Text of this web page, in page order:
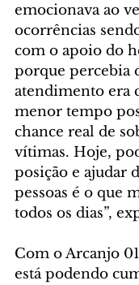
emocionava ao
ocorrências
com o apoio do
porque percebia
atendimento era
menor tempo
chance real de
vítimas. Hoje,
posição e ajudar
pessoas é o que
todos os dias”,
Com o Arcanjo
está podendo